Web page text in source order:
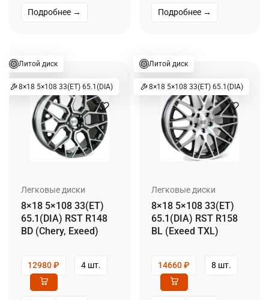
Подробнее → Подробнее →
Литой диск
8×18 5×108 33(ET) 65.1(DIA)
Легковые диски
8×18 5×108 33(ET)
65.1(DIA) RST R148
BD (Chery, Exeed)
12980₽ 4 шт.
Литой диск
8×18 5×108 33(ET) 65.1(DIA)
Легковые диски
8×18 5×108 33(ET)
65.1(DIA) RST R158
BL (Exeed TXL)
14660₽ 8 шт.